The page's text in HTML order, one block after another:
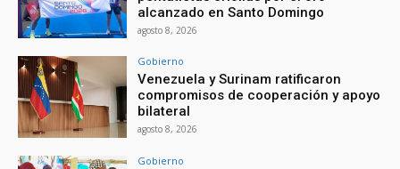
alcanzado en Santo Domingo
agosto 8, 2026
Gobierno
Venezuela y Surinam ratificaron
compromisos de cooperación y apoyo
bilateral
agosto 8, 2026
Gobierno